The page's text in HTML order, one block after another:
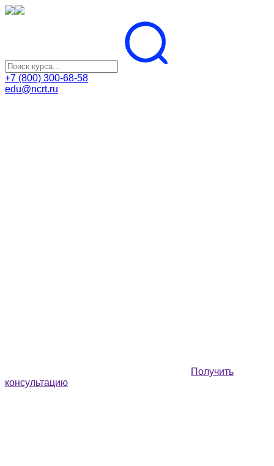
+7 (800) 300-68-58
edu@ncrt.ru
Получить
консультацию